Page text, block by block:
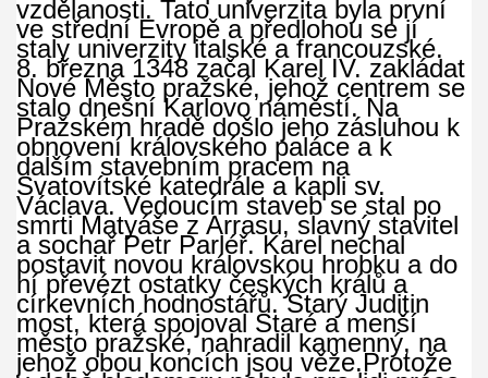
vzdělanosti. Tato univerzita byla první
ve střední Evropě a předlohou se jí
staly univerzity italské a francouzské.
8. března 1348 začal Karel IV. zakládat
Nové Město pražské, jehož centrem se
stalo dnešní Karlovo náměstí. Na
Pražském hradě došlo jeho zásluhou k
obnovení královského paláce a k
dalším stavebním pracem na
Svatovítské katedrále a kapli sv.
Václava. Vedoucím staveb se stal po
smrti Matyáše z Arrasu, slavný stavitel
a sochař Petr Parléř. Karel nechal
postavit novou královskou hrobku a do
ní převézt ostatky českých králů a
církevních hodnostářů. Starý Juditin
most, která spojoval Staré a menší
město pražské, nahradil kamenný, na
jehož obou koncích jsou věže.Protože